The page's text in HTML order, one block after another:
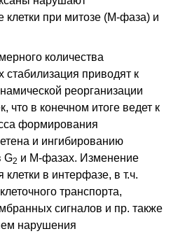
клетки при митозе (М-фаза) и
количества
стабилизация приводят к
реорганизации
что в конечном итоге ведет к
формирования
и ингибированию
G2 и М-фазах. Изменение
в интерфазе, в т.ч.
транспорта,
сигналов и пр. также
нарушения